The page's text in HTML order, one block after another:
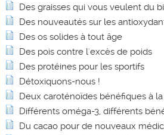
Des graisses qui vous veulent du
Des nouveautés sur les
Des os solides à tout âge
Des pois contre l'excès de poids
Des protéines pour les sportifs
Détoxiquons-nous !
Deux caroténoïdes bénéfiques à
Différents oméga-3, différents
Du cacao pour de nouveaux